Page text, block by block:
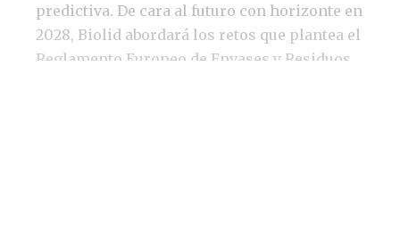
predictiva. De cara al futuro con horizonte en
2028, Biolid abordará los retos que plantea el
Reglamento Europeo de Envases y Residuos